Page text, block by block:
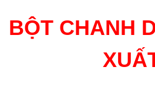
BỘT CHANH